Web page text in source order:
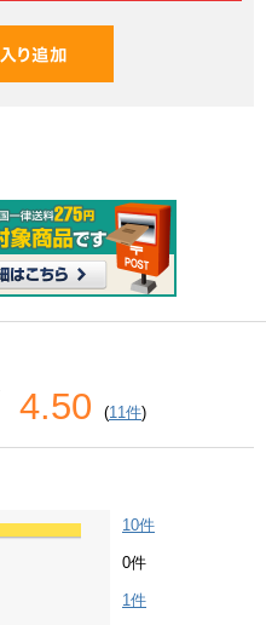
4.50 (11件)
10件
0件
1件